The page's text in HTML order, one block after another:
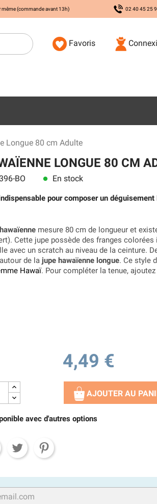
même (commande avant 13h) 02 40 45 25
Favoris
Longue 80 cm Adulte
LONGUE 80 CM
BO lens En stock
pour composer un déguisement
mesure 80 cm de longueur et
Cette jupe possède des franges
avec un scratch au niveau de la ceinture.
de la jupe hawaïenne longue. Ce style
Hawaï. Pour compléter la tenue,
4,49 €
AJOUTER AU
avec d'autres options